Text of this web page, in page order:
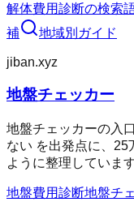
解体費用診断の検索
補
地域別ガイド
jiban.xyz
地盤チェッカー
地盤チェッカーの入
ない を出発点に、25
ように整理していま
地盤費用診断地盤チ